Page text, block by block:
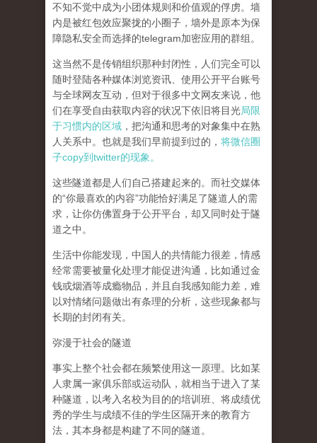
不知不觉中成为小团体规则和价值观的俘虏。墙
内是被红包效应聚拢的小圈子，墙外是原本为保
障隐私安全而选择的telegram加密应用的群组。
这当然不是传销组织那种封闭性，人们完全可以
随时登陆各种媒体浏览资讯、使用公开平台账号
与全球网友互动，但对于很多中文网友来说，他
们在享受自由获取内容的状况下依旧将目光局限
于习惯内的区域 ，把沟通和思考的对象集中在熟
人关系中。也就是我们早前提到过的， 将微信圈
子copy到twitter的现象。
这些隧道都是人们自己搭建起来的。而社交媒体
的“你最喜欢的内容”功能恰好满足了隧道人的需
求，让你仿佛置身于公开平台，却又同时处于隧
道之中。
生活中你能发现，中国人的共情能力很差，情感
经常需要被量化处理才能促进沟通，比如通过金
钱或烟酒等成瘾物品，并且自我感知能力差，难
以对情绪问题做出有条理的分析，这些现象都与
长期的封闭有关。
弥漫于社会的隧道
事实上整个社会都在频繁使用这一原理。比如某
人隶属一家俱乐部或运动队，就相当于进入了某
种隧道，以考入名校为目的的培训班、将成绩优
秀的学生与成绩不佳的学生区隔开来的教育方
法，其本身都是构建了不同的隧道。